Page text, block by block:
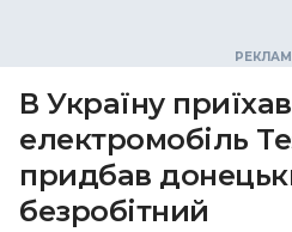
В Україну
електромобіль
придбав
безробітний